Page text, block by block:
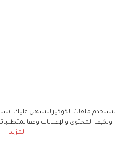
نستخدم ملفات الكوكيز لنسهل عليك
ونكيف المحتوى والإعلانات وفقا
المزيد